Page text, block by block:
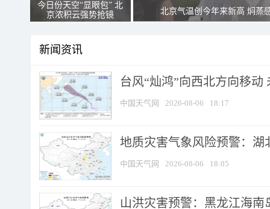
今日份天空“显眼包” 北
京浓积云强势抢镜
北京气温创今年来新高 焖蒸
新闻资讯
台风“灿鸿”向西北方向移动
中国天气网 2026-08-06 18:17
地质灾害气象风险预警：湖
中国天气网 2026-08-06 18:05
山洪灾害预警：黑龙江海